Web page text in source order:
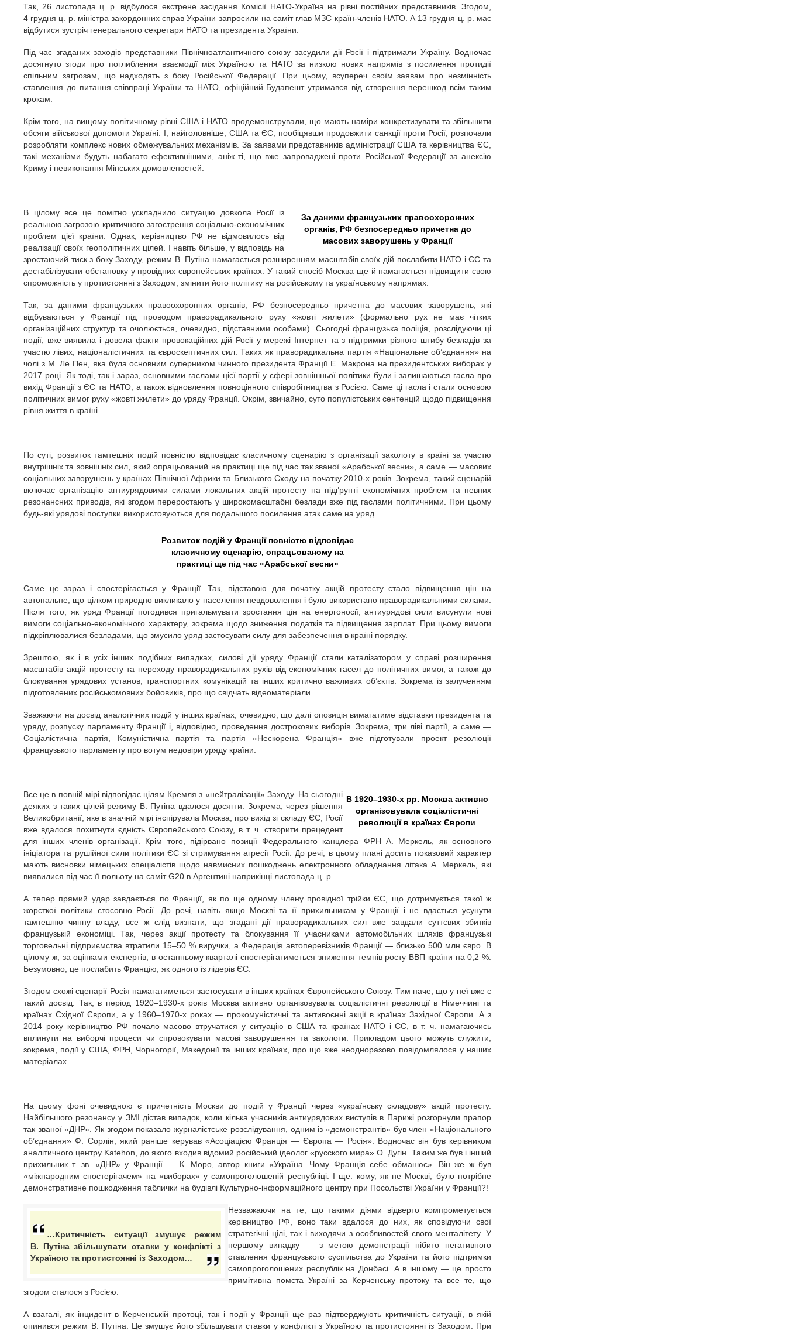
Так, 26 листопада ц. р. відбулося екстрене засідання Комісії НАТО-Україна на рівні постійних представників. Згодом,
4 грудня ц. р. міністра закордонних справ України запросили на саміт глав МЗС країн-членів НАТО. А 13 грудня ц. р. має
відбутися зустріч генерального секретаря НАТО та президента України.
Під час згаданих заходів представники Північноатлантичного союзу засудили дії Росії і підтримали Україну. Водночас
досягнуто згоди про поглиблення взаємодії між Україною та НАТО за низкою нових напрямів з посилення протидії
спільним загрозам, що надходять з боку Російської Федерації. При цьому, всупереч своїм заявам про незмінність
ставлення до питання співпраці України та НАТО, офіційний Будапешт утримався від створення перешкод всім таким
крокам.
Крім того, на вищому політичному рівні США і НАТО продемонстрували, що мають наміри конкретизувати та збільшити
обсяги військової допомоги Україні. І, найголовніше, США та ЄС, пообіцявши продовжити санкції проти Росії, розпочали
розробляти комплекс нових обмежувальних механізмів. За заявами представників адміністрації США та керівництва ЄС,
такі механізми будуть набагато ефективнішими, аніж ті, що вже запроваджені проти Російської Федерації за анексію
Криму і невиконання Мінських домовленостей.
За даними французьких правоохоронних
органів, РФ безпосередньо причетна до
масових заворушень у Франції
В цілому все це помітно ускладнило ситуацію довкола Росії із
реальною загрозою критичного загострення соціально-економічних
проблем цієї країни. Однак, керівництво РФ не відмовилось від
реалізації своїх геополітичних цілей. І навіть більше, у відповідь на
зростаючий тиск з боку Заходу, режим В. Путіна намагається розширенням масштабів своїх дій послабити НАТО і ЄС та
дестабілізувати обстановку у провідних європейських країнах. У такий спосіб Москва ще й намагається підвищити свою
спроможність у протистоянні з Заходом, змінити його політику на російському та українському напрямах.
Так, за даними французьких правоохоронних органів, РФ безпосередньо причетна до масових заворушень, які
відбуваються у Франції під проводом праворадикального руху «жовті жилети» (формально рух не має чітких
організаційних структур та очолюється, очевидно, підставними особами). Сьогодні французька поліція, розслідуючи ці
події, вже виявила і довела факти провокаційних дій Росії у мережі Інтернет та з підтримки різного штибу безладів за
участю лівих, націоналістичних та євроскептичних сил. Таких як праворадикальна партія «Національне об’єднання» на
чолі з М. Ле Пен, яка була основним суперником чинного президента Франції Е. Макрона на президентських виборах у
2017 році. Як тоді, так і зараз, основними гаслами цієї партії у сфері зовнішньої політики були і залишаються гасла про
вихід Франції з ЄС та НАТО, а також відновлення повноцінного співробітництва з Росією. Саме ці гасла і стали основою
політичних вимог руху «жовті жилети» до уряду Франції. Окрім, звичайно, суто популістських сентенцій щодо підвищення
рівня життя в країні.
По суті, розвиток тамтешніх подій повністю відповідає класичному сценарію з організації заколоту в країні за участю
внутрішніх та зовнішніх сил, який опрацьований на практиці ще під час так званої «Арабської весни», а саме — масових
соціальних заворушень у країнах Північної Африки та Близького Сходу на початку 2010-х років. Зокрема, такий сценарій
включає організацію антиурядовими силами локальних акцій протесту на підґрунті економічних проблем та певних
резонансних приводів, які згодом переростають у широкомасштабні безлади вже під гаслами політичними. При цьому
будь-які урядові поступки використовуються для подальшого посилення атак саме на уряд.
Розвиток подій у Франції повністю відповідає
класичному сценарію, опрацьованому на
практиці ще під час «Арабської весни»
Саме це зараз і спостерігається у Франції. Так, підставою для початку акцій протесту стало підвищення цін на
автопальне, що цілком природно викликало у населення невдоволення і було використано праворадикальними силами.
Після того, як уряд Франції погодився пригальмувати зростання цін на енергоносії, антиурядові сили висунули нові
вимоги соціально-економічного характеру, зокрема щодо зниження податків та підвищення зарплат. При цьому вимоги
підкріплювалися безладами, що змусило уряд застосувати силу для забезпечення в країні порядку.
Зрештою, як і в усіх інших подібних випадках, силові дії уряду Франції стали каталізатором у справі розширення
масштабів акцій протесту та переходу праворадикальних рухів від економічних гасел до політичних вимог, а також до
блокування урядових установ, транспортних комунікацій та інших критично важливих об’єктів. Зокрема із залученням
підготовлених російськомовних бойовиків, про що свідчать відеоматеріали.
Зважаючи на досвід аналогічних подій у інших країнах, очевидно, що далі опозиція вимагатиме відставки президента та
уряду, розпуску парламенту Франції і, відповідно, проведення дострокових виборів. Зокрема, три ліві партії, а саме —
Соціалістична партія, Комуністична партія та партія «Нескорена Франція» вже підготували проект резолюції
французького парламенту про вотум недовіри уряду країни.
В 1920–1930-х рр. Москва активно
організовувала соціалістичні
революції в країнах Європи
Все це в повній мірі відповідає цілям Кремля з «нейтралізації» Заходу. На сьогодні
деяких з таких цілей режиму В. Путіна вдалося досягти. Зокрема, через рішення
Великобританії, яке в значній мірі інспірувала Москва, про вихід зі складу ЄС, Росії
вже вдалося похитнути єдність Європейського Союзу, в т. ч. створити прецедент
для інших членів організації. Крім того, підірвано позиції Федерального канцлера ФРН А. Меркель, як основного
ініціатора та рушійної сили політики ЄС зі стримування агресії Росії. До речі, в цьому плані досить показовий характер
мають висновки німецьких спеціалістів щодо навмисних пошкоджень електронного обладнання літака А. Меркель, які
виявилися під час її польоту на саміт G20 в Аргентині наприкінці листопада ц. р.
А тепер прямий удар завдається по Франції, як по ще одному члену провідної трійки ЄС, що дотримується такої ж
жорсткої політики стосовно Росії. До речі, навіть якщо Москві та її прихильникам у Франції і не вдасться усунути
тамтешню чинну владу, все ж слід визнати, що згадані дії праворадикальних сил вже завдали суттєвих збитків
французькій економіці. Так, через акції протесту та блокування її учасниками автомобільних шляхів французькі
торговельні підприємства втратили 15–50 % виручки, а Федерація автоперевізників Франції — близько 500 млн євро. В
цілому ж, за оцінками експертів, в останньому кварталі спостерігатиметься зниження темпів росту ВВП країни на 0,2 %.
Безумовно, це послабить Францію, як одного із лідерів ЄС.
Згодом схожі сценарії Росія намагатиметься застосувати в інших країнах Європейського Союзу. Тим паче, що у неї вже є
такий досвід. Так, в період 1920–1930-х років Москва активно організовувала соціалістичні революції в Німеччині та
країнах Східної Європи, а у 1960–1970-х роках — прокомуністичні та антивоєнні акції в країнах Західної Європи. А з
2014 року керівництво РФ почало масово втручатися у ситуацію в США та країнах НАТО і ЄС, в т. ч. намагаючись
вплинути на виборчі процеси чи спровокувати масові заворушення та заколоти. Прикладом цього можуть служити,
зокрема, події у США, ФРН, Чорногорії, Македонії та інших країнах, про що вже неодноразово повідомлялося у наших
матеріалах.
На цьому фоні очевидною є причетність Москви до подій у Франції через «українську складову» акцій протесту.
Найбільшого резонансу у ЗМІ дістав випадок, коли кілька учасників антиурядових виступів в Парижі розгорнули прапор
так званої «ДНР». Як згодом показало журналістське розслідування, одним із «демонстрантів» був член «Національного
об’єднання» Ф. Сорлін, який раніше керував «Асоціацією Франція — Європа — Росія». Водночас він був керівником
аналітичного центру Katehon, до якого входив відомий російський ідеолог «русского мира» О. Дугін. Таким же був і інший
прихильник т. зв. «ДНР» у Франції — К. Моро, автор книги «Україна. Чому Франція себе обманює». Він же ж був
«міжнародним спостерігачем» на «виборах» у самопроголошеній республіці. І ще: кому, як не Москві, було потрібне
демонстративне пошкодження таблички на будівлі Культурно-інформаційного центру при Посольстві України у Франції?!
…Критичність ситуації змушує режим
В. Путіна збільшувати ставки у конфлікті з
Україною та протистоянні із Заходом…
Незважаючи на те, що такими діями відверто компрометується
керівництво РФ, воно таки вдалося до них, як сповідуючи свої
стратегічні цілі, так і виходячи з особливостей свого менталітету. У
першому випадку — з метою демонстрації нібито негативного
ставлення французького суспільства до України та його підтримки
самопроголошених республік на Донбасі. А в іншому — це просто
примітивна помста Україні за Керченську протоку та все те, що
згодом сталося з Росією.
А взагалі, як інцидент в Керченській протоці, так і події у Франції ще раз підтверджують критичність ситуації, в якій
опинився режим В. Путіна. Це змушує його збільшувати ставки у конфлікті з Україною та протистоянні із Заходом. При